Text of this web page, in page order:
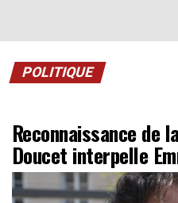
POLITIQUE
Reconnaissance de
Doucet interpelle